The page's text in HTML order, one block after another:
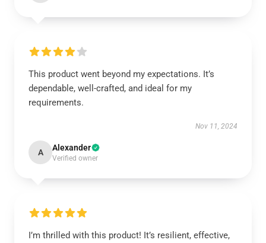
This product went beyond my expectations. It’s
dependable, well-crafted, and ideal for my
requirements.
Nov 11, 2024
A Alexander
Verified owner
I’m thrilled with this product! It’s resilient, effective,